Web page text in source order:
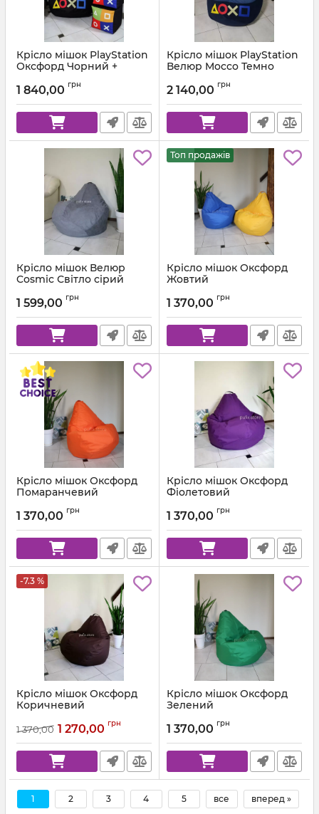
Крісло мішок PlayStation
Оксфорд Чорний +
Артикул: km-ps-ox-001-162-xl
1 840,00 грн
Крісло мішок PlayStation
Велюр Mocco Темно
Артикул: km-ps-mocco-88-84-xl
2 140,00 грн
Крісло мішок Велюр
Cosmic Світло сірий
1 599,00 грн
Топ продажів
Крісло мішок Оксфорд
Жовтий
1 370,00 грн
Крісло мішок Оксфорд
Помаранчевий
1 370,00 грн
Крісло мішок Оксфорд
Фіолетовий
1 370,00 грн
-7.3 %
Крісло мішок Оксфорд
Коричневий
1 370,00 1 270,00 грн
Крісло мішок Оксфорд
Зелений
1 370,00 грн
1 2 3 4 5 все вперед »